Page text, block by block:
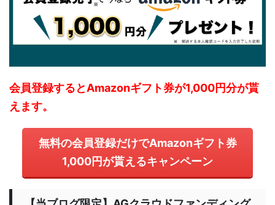
会員登録するとAmazonギフト券が1,000円分が貰
えます。
無料の会員登録だけでAmazonギフト券
1,000円が貰えるキャンペーン